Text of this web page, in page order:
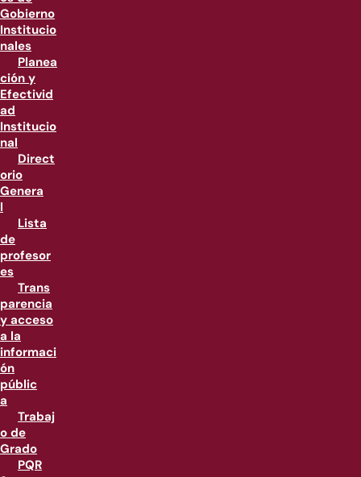
Gobierno
Institucio
nales
Planea
ción y
Efectivid
ad
Institucio
nal
Direct
orio
Genera
l
Lista
de
profesor
es
Trans
parencia
y acceso
a la
informaci
ón
públic
a
Trabaj
o de
Grado
PQR